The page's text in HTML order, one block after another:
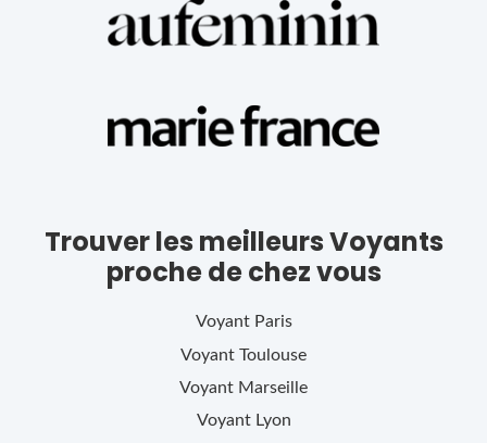
Trouver les meilleurs Voyants
proche de chez vous
Voyant Paris
Voyant Toulouse
Voyant Marseille
Voyant Lyon